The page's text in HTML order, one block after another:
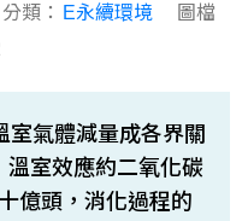
分類： E永續環境
圖檔
室氣體減量成各界關
溫室效應約二氧化碳
億頭，消化過程的